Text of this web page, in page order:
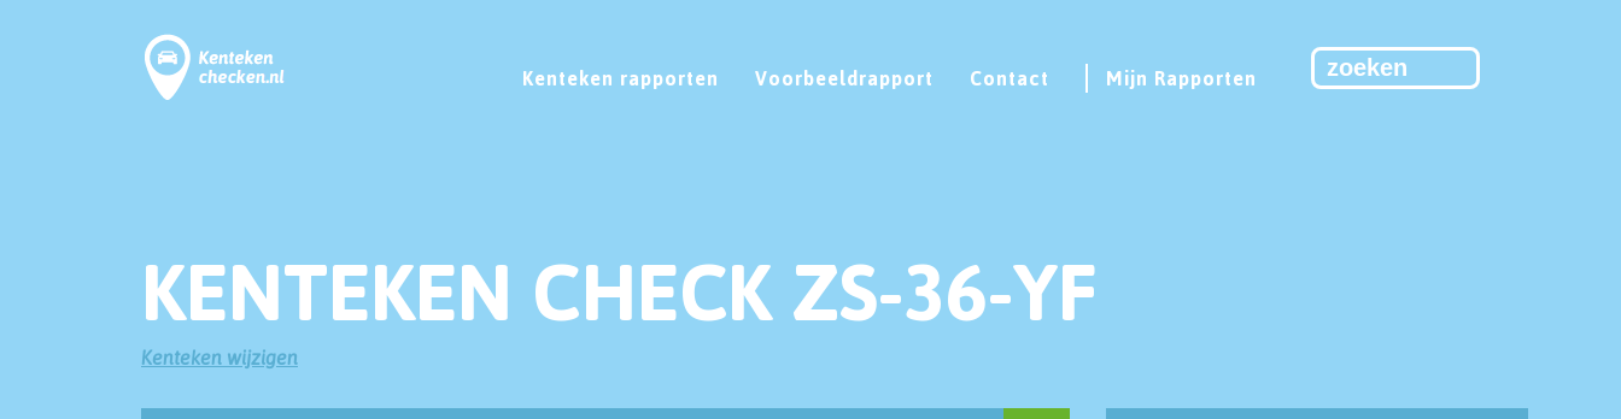
Kenteken rapporten Voorbeeldrapport Contact Mijn Rapporten
KENTEKEN CHECK ZS-36-YF
Kenteken wijzigen